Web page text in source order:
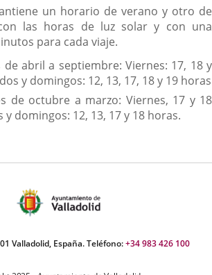
un horario de verano y otro de
las horas de luz solar y con una
para cada viaje.
de abril a septiembre: Viernes: 17, 18 y
y domingos: 12, 13, 17, 18 y 19 horas
de octubre a marzo: Viernes, 17 y 18
y domingos: 12, 13, 17 y 18 horas.
Valladolid, España. Teléfono:+34 983 426 100